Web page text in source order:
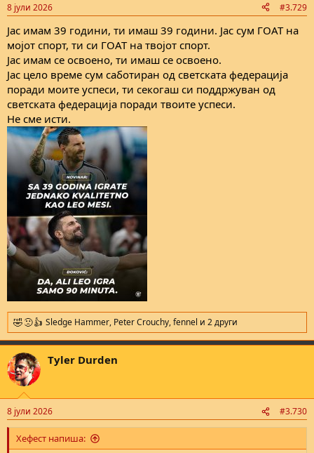
8 јули 2026 #3.729
Јас имам 39 години, ти имаш 39 години. Јас сум ГОАТ на
мојот спорт, ти си ГОАТ на твојот спорт.
Јас имам се освоено, ти имаш се освоено.
Јас цело време сум саботиран од светската федерација
поради моите успеси, ти секогаш си поддржуван од
светската федерација поради твоите успеси.
Не сме исти.
R
e
a
c
t
i
n
s
:
Sledge Hammer, Pеtеr Crоuchy,fennel и 2 други
Tyler Durden
8 јули 2026 #3.730
Хефест напиша: